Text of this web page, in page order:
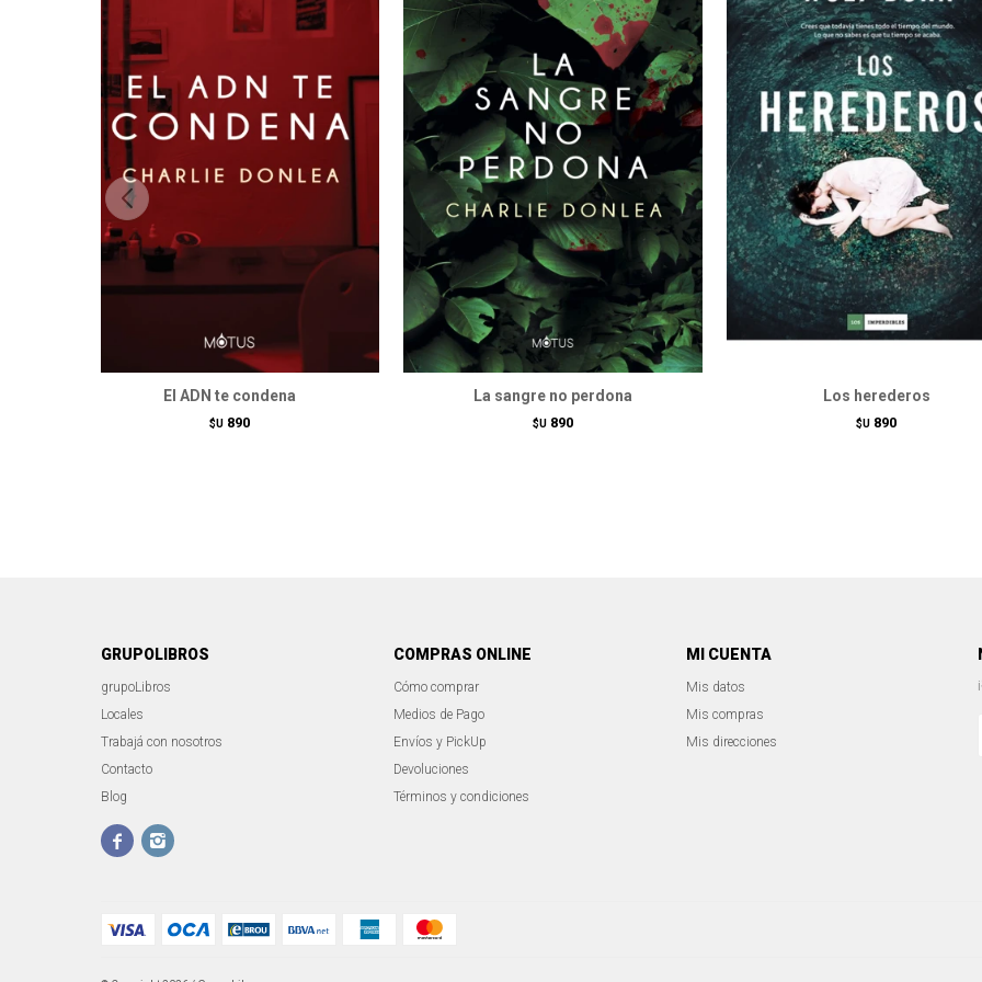
El ADN te condena
$U 890
La sangre no perdona
$U 890
Los herederos
$U 890
GRUPOLIBROS
grupoLibros
Locales
Trabajá con nosotros
Contacto
Blog
 
COMPRAS ONLINE
Cómo comprar
Medios de Pago
Envíos y PickUp
Devoluciones
Términos y condiciones
MI CUENTA
Mis datos
Mis compras
Mis direcciones